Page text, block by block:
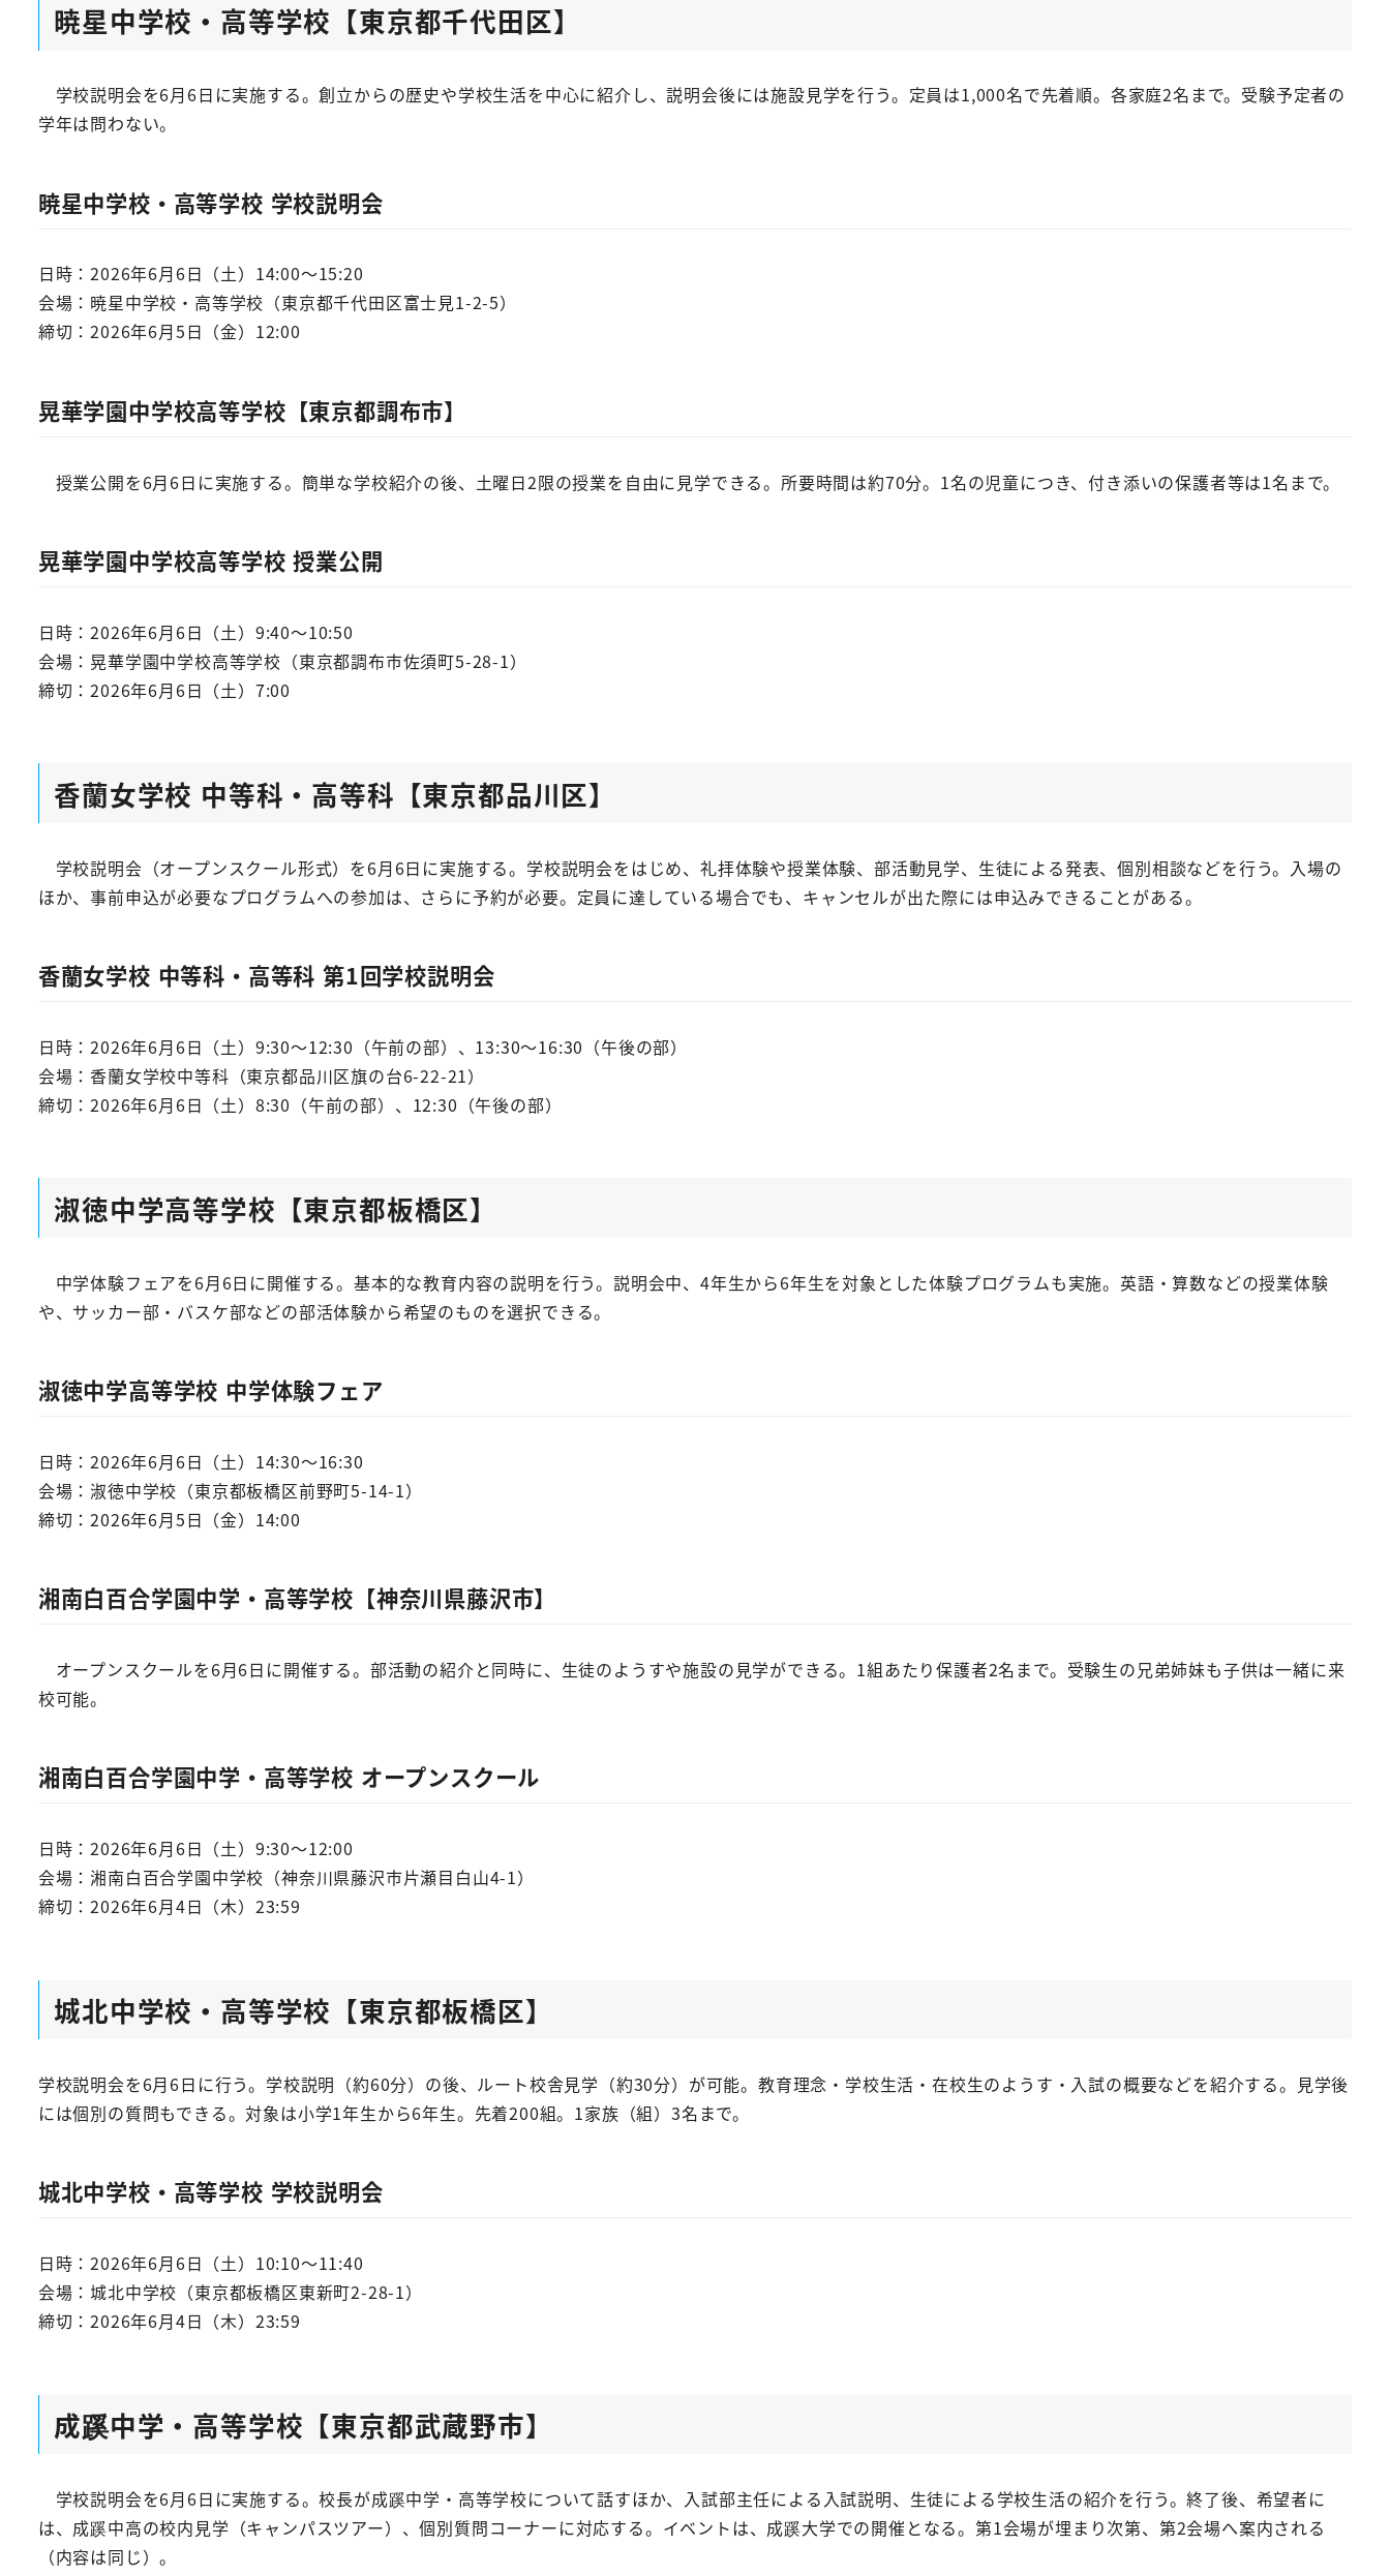
暁星中学校・高等学校【東京都千代田区】
学校説明会を6月6日に実施する。創立からの歴史や学校生活を中心に紹介し、説明会後には施設見学を行う。定員は1,000名で先着順。各家庭2名まで。受験予定者の
学年は問わない。
暁星中学校・高等学校 学校説明会
日時：2026年6月6日（土）14:00～15:20
会場：暁星中学校・高等学校（東京都千代田区富士見1-2-5）
締切：2026年6月5日（金）12:00
晃華学園中学校高等学校【東京都調布市】
授業公開を6月6日に実施する。簡単な学校紹介の後、土曜日2限の授業を自由に見学できる。所要時間は約70分。1名の児童につき、付き添いの保護者等は1名まで。
晃華学園中学校高等学校 授業公開
日時：2026年6月6日（土）9:40～10:50
会場：晃華学園中学校高等学校（東京都調布市佐須町5-28-1）
締切：2026年6月6日（土）7:00
香蘭女学校 中等科・高等科【東京都品川区】
学校説明会（オープンスクール形式）を6月6日に実施する。学校説明会をはじめ、礼拝体験や授業体験、部活動見学、生徒による発表、個別相談などを行う。入場の
ほか、事前申込が必要なプログラムへの参加は、さらに予約が必要。定員に達している場合でも、キャンセルが出た際には申込みできることがある。
香蘭女学校 中等科・高等科 第1回学校説明会
日時：2026年6月6日（土）9:30～12:30（午前の部）、13:30～16:30（午後の部）
会場：香蘭女学校中等科（東京都品川区旗の台6-22-21）
締切：2026年6月6日（土）8:30（午前の部）、12:30（午後の部）
淑徳中学高等学校【東京都板橋区】
中学体験フェアを6月6日に開催する。基本的な教育内容の説明を行う。説明会中、4年生から6年生を対象とした体験プログラムも実施。英語・算数などの授業体験
や、サッカー部・バスケ部などの部活体験から希望のものを選択できる。
淑徳中学高等学校 中学体験フェア
日時：2026年6月6日（土）14:30～16:30
会場：淑徳中学校（東京都板橋区前野町5-14-1）
締切：2026年6月5日（金）14:00
湘南白百合学園中学・高等学校【神奈川県藤沢市】
オープンスクールを6月6日に開催する。部活動の紹介と同時に、生徒のようすや施設の見学ができる。1組あたり保護者2名まで。受験生の兄弟姉妹も子供は一緒に来
校可能。
湘南白百合学園中学・高等学校 オープンスクール
日時：2026年6月6日（土）9:30～12:00
会場：湘南白百合学園中学校（神奈川県藤沢市片瀬目白山4-1）
締切：2026年6月4日（木）23:59
城北中学校・高等学校【東京都板橋区】
学校説明会を6月6日に行う。学校説明（約60分）の後、ルート校舎見学（約30分）が可能。教育理念・学校生活・在校生のようす・入試の概要などを紹介する。見学後
には個別の質問もできる。対象は小学1年生から6年生。先着200組。1家族（組）3名まで。
城北中学校・高等学校 学校説明会
日時：2026年6月6日（土）10:10～11:40
会場：城北中学校（東京都板橋区東新町2-28-1）
締切：2026年6月4日（木）23:59
成蹊中学・高等学校【東京都武蔵野市】
学校説明会を6月6日に実施する。校長が成蹊中学・高等学校について話すほか、入試部主任による入試説明、生徒による学校生活の紹介を行う。終了後、希望者に
は、成蹊中高の校内見学（キャンパスツアー）、個別質問コーナーに対応する。イベントは、成蹊大学での開催となる。第1会場が埋まり次第、第2会場へ案内される
（内容は同じ）。